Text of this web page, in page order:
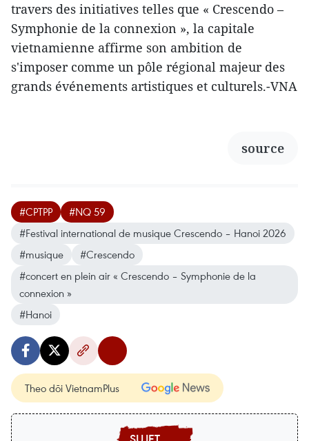
travers des initiatives telles que « Crescendo –
Symphonie de la connexion », la capitale
vietnamienne affirme son ambition de
s'imposer comme un pôle régional majeur des
grands événements artistiques et culturels.-VNA
source
#CPTPP
#NQ 59
#Festival international de musique Crescendo – Hanoi 2026
#musique
#Crescendo
#concert en plein air « Crescendo – Symphonie de la
connexion »
#Hanoi
Theo dõi VietnamPlus